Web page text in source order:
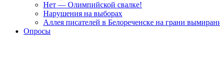
Нет — Олимпийской свалке!
Нарушения на выборах
Аллея писателей в Белореченске на грани
Опросы